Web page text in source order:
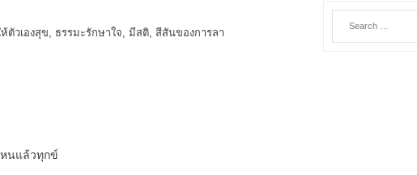
ตัวเองสุข, ธรรมะรักษาใจ, มีสติ, สีสันของการลา
นแล้วทุกข์